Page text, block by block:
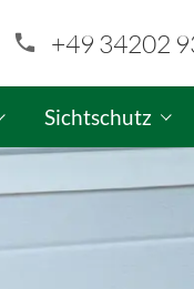
+49 34202
Konfigurator
Sichtschutz
GO-ISO